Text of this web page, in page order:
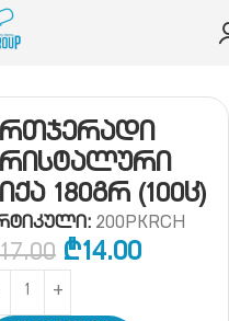
180გრ (100ც)
200PKRCH
17.00 ₾14.00